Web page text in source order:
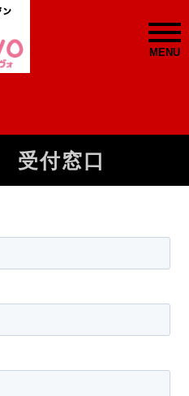
MENU
受付窓口